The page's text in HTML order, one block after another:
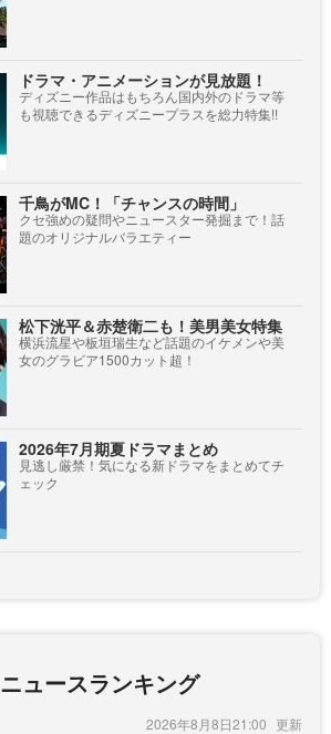
ドラマ・アニメーションが見放題！
ディズニー作品はもちろん国内外のドラマ等
も視聴できるディズニープラスを総力特集!!
千鳥がMC！「チャンスの時間」
クセ強めの疑問やニュースター発掘まで！話
題のオリジナルバラエティー
松下洸平＆赤楚衛二も！美男美女特集
横浜流星や板垣瑞生など話題のイケメンや美
女のグラビア1500カット超！
2026年7月期夏ドラマまとめ
見逃し厳禁！気になる新ドラマをまとめてチ
ェック
ニュースランキング
2026年8月8日21:00